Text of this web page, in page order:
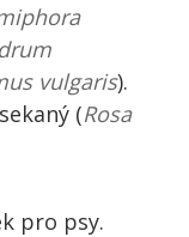
vulgaris).
(Rosa
pro psy.